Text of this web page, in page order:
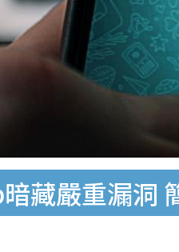
藏嚴重漏洞